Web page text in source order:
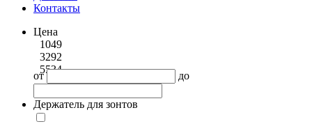
Контакты
Цена
1049
3292
5534
от до
Держатель для зонтов